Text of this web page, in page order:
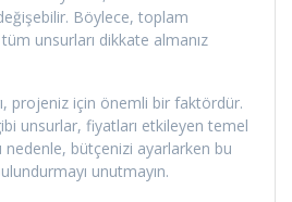
Böylece, toplam
unsurları dikkate almanız
projeniz için önemli bir faktördür.
unsurlar, fiyatları etkileyen temel
nedenle, bütçenizi ayarlarken bu
unutmayın.